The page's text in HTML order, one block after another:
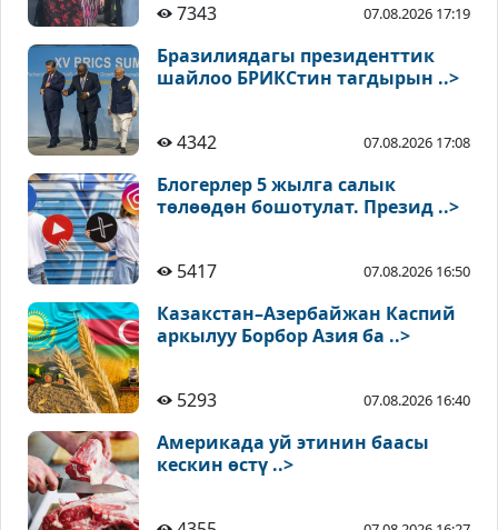
7343 07.08.2026 17:19
Бразилиядагы президенттик
шайлоо БРИКСтин тагдырын ..>
4342 07.08.2026 17:08
Блогерлер 5 жылга салык
төлөөдөн бошотулат. Презид ..>
5417 07.08.2026 16:50
Казакстан–Азербайжан Каспий
аркылуу Борбор Азия ба ..>
5293 07.08.2026 16:40
Америкада уй этинин баасы
кескин өстү ..>